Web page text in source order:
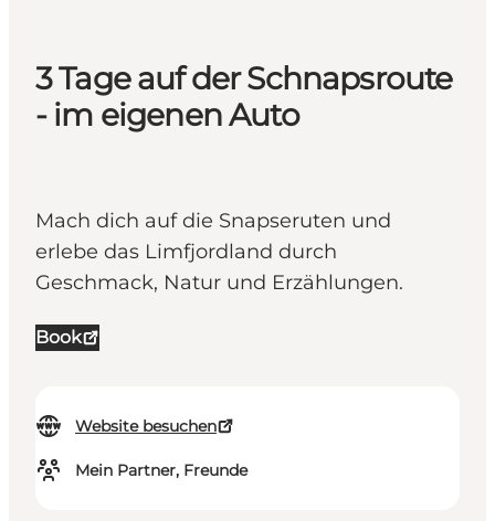
3 Tage auf der Schnapsroute
- im eigenen Auto
Mach dich auf die Snapseruten und
erlebe das Limfjordland durch
Geschmack, Natur und Erzählungen.
Book
Website besuchen
Mein Partner, Freunde